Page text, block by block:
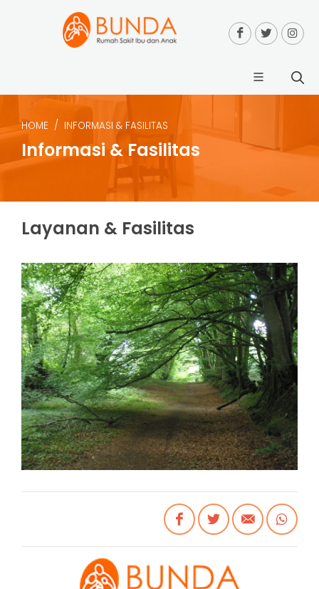
HOME INFORMASI & FASILITAS
Informasi & Fasilitas
Layanan & Fasilitas